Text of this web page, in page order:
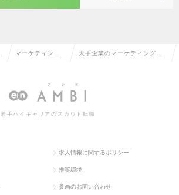
マーケティング
bプランナー
大手企業のマーケティングプ
転職・求人情報一覧
若手ハイキャリアのスカウト転職
求人情報に関するポリシー
推奨環境
参画のお問い合わせ